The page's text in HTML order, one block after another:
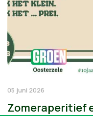
05 juni 2026
Zomeraperitief